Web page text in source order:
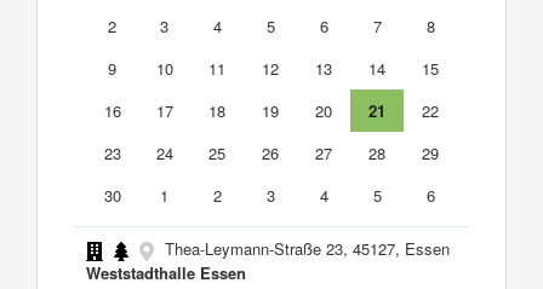
2
3 4 5 6 7
8
9
10 11 12 13 14
15
16
17 18 19 20 21
22
23
24 25 26 27 28
29
30
1 2 3 4 5 6
Thea-Leymann-Straße 23, 45127, Essen
Weststadthalle Essen